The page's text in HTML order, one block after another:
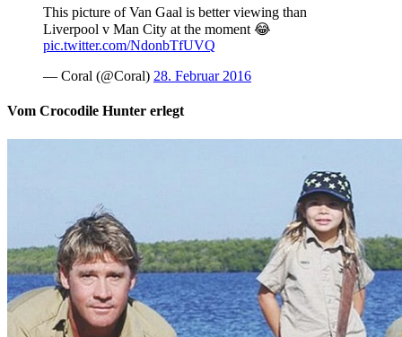
This picture of Van Gaal is better viewing than
Liverpool v Man City at the moment 😂
pic.twitter.com/NdonbTfUVQ
— Coral (@Coral) 28. Februar 2016
Vom Crocodile Hunter erlegt